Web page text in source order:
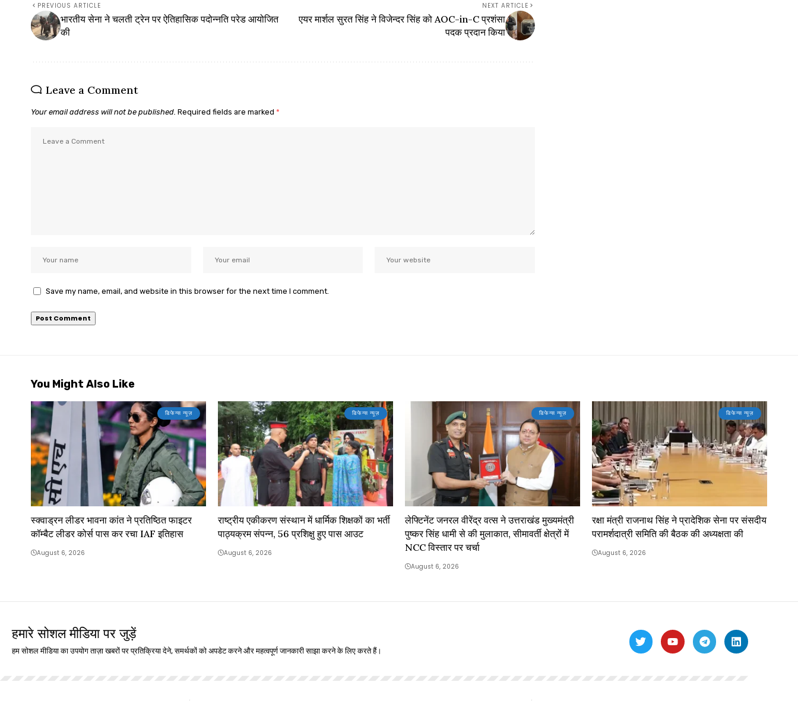
PREVIOUS ARTICLE
भारतीय सेना ने चलती ट्रेन पर ऐतिहासिक पदोन्नति परेड आयोजित
की
NEXT ARTICLE
एयर मार्शल सुरत सिंह ने विजेन्दर सिंह को AOC-in-C प्रशंसा
पदक प्रदान किया
Leave a Comment
Your email address will not be published. Required fields are marked *
Save my name, email, and website in this browser for the next time I comment.
You Might Also Like
डिफेन्स न्यूज़
स्क्वाड्रन लीडर भावना कांत ने प्रतिष्ठित फाइटर
कॉम्बैट लीडर कोर्स पास कर रचा IAF इतिहास
August 6, 2026
डिफेन्स न्यूज़
राष्ट्रीय एकीकरण संस्थान में धार्मिक शिक्षकों का भर्ती
पाठ्यक्रम संपन्न, 56 प्रशिक्षु हुए पास आउट
August 6, 2026
डिफेन्स न्यूज़
लेफ्टिनेंट जनरल वीरेंद्र वत्स ने उत्तराखंड मुख्यमंत्री
पुष्कर सिंह धामी से की मुलाकात, सीमावर्ती क्षेत्रों में
NCC विस्तार पर चर्चा
August 6, 2026
डिफेन्स न्यूज़
रक्षा मंत्री राजनाथ सिंह ने प्रादेशिक सेना पर संसदीय
परामर्शदात्री समिति की बैठक की अध्यक्षता की
August 6, 2026
हमारे सोशल मीडिया पर जुड़ें
हम सोशल मीडिया का उपयोग ताज़ा खबरों पर प्रतिक्रिया देने, समर्थकों को अपडेट करने और महत्वपूर्ण जानकारी साझा करने के लिए करते हैं।